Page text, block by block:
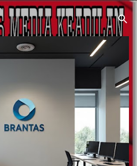
ke konten utama